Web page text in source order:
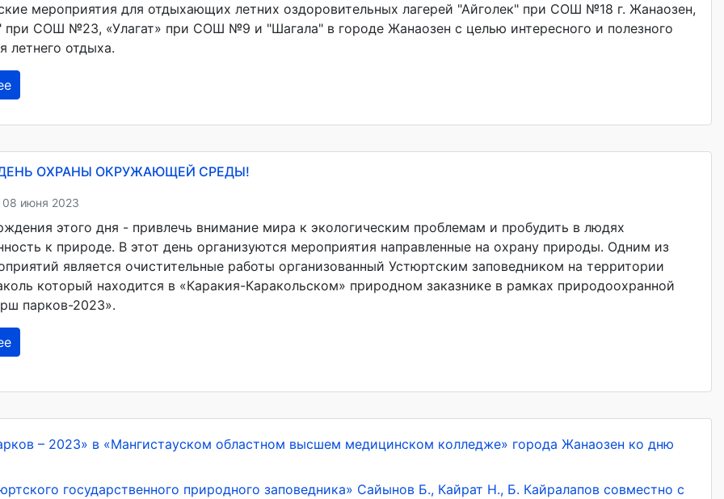
мероприятия для отдыхающих летних оздоровительных лагерей "Айголек" при СОШ №18 г. Жанаозен,
при СОШ №23, «Улагат» при СОШ №9 и "Шагала" в городе Жанаозен с целью интересного и полезного
летнего отдыха.
ОХРАНЫ ОКРУЖАЮЩЕЙ СРЕДЫ!
08 июня 2023
этого дня - привлечь внимание мира к экологическим проблемам и пробудить в людях
к природе. В этот день организуются мероприятия направленные на охрану природы. Одним из
является очистительные работы организованный Устюртским заповедником на территории
который находится в «Каракия-Каракольском» природном заказнике в рамках природоохранной
парков-2023».
– 2023» в «Мангистауском областном высшем медицинском колледже» города Жанаозен ко дню
государственного природного заповедника» Сайынов Б., Кайрат Н., Б. Кайралапов совместно с